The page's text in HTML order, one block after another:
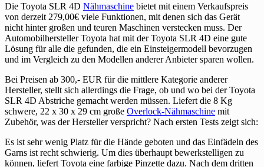
Die Toyota SLR 4D Nähmaschine bietet mit einem Verkaufspreis
von derzeit 279,00€ viele Funktionen, mit denen sich das Gerät
nicht hinter großen und teuren Maschinen verstecken muss. Der
Automobilhersteller Toyota hat mit der Toyota SLR 4D eine gute
Lösung für alle die gefunden, die ein Einsteigermodell bevorzugen
und im Vergleich zu den Modellen anderer Anbieter sparen wollen.
Bei Preisen ab 300,- EUR für die mittlere Kategorie anderer
Hersteller, stellt sich allerdings die Frage, ob und wo bei der Toyota
SLR 4D Abstriche gemacht werden müssen. Liefert die 8 Kg
schwere, 22 x 30 x 29 cm große Overlock-Nähmaschine mit
Zubehör, was der Hersteller verspricht? Nach ersten Tests zeigt sich:
Es ist sehr wenig Platz für die Hände geboten und das Einfädeln des
Garns ist recht schwierig. Um dies überhaupt bewerkstelligen zu
können, liefert Toyota eine farbige Pinzette dazu. Nach dem dritten